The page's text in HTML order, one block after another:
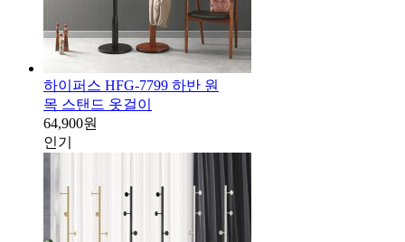
하이퍼스 HFG-7799 하반 원
목 스탠드 옷걸이
64,900원
인기